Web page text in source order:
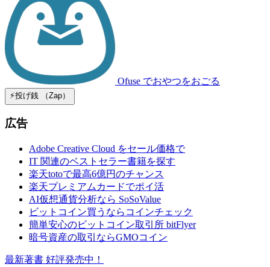
Ofuse でおやつをおごる
⚡️投げ銭 （Zap）
広告
Adobe Creative Cloud をセール価格で
IT 関連のベストセラー書籍を探す
楽天totoで最高6億円のチャンス
楽天プレミアムカードでポイ活
AI仮想通貨分析なら SoSoValue
ビットコイン買うならコインチェック
簡単安心のビットコイン取引所 bitFlyer
暗号資産の取引ならGMOコイン
最新著書 好評発売中！